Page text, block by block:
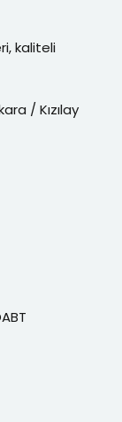
kaliteli
/ Kızılay